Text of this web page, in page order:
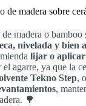
de madera sobre
madera o bamboo
nivelada y bien
lijar o
el agarre, ya que la
Tekno Step,
,
🌳